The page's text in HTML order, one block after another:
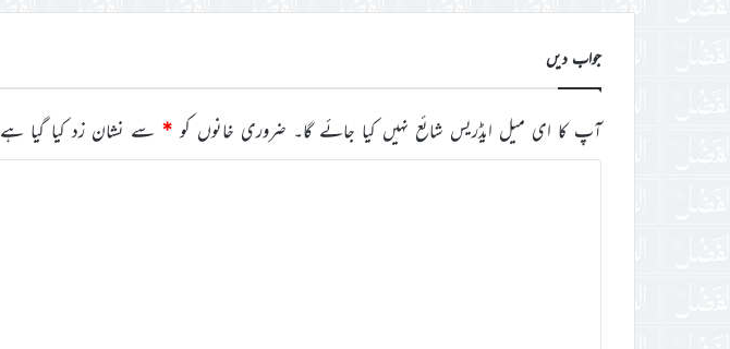
جواب دیں
آپ کا ای میل ایڈریس شائع نہیں کیا جائے گا۔ ضروری خانوں کو * سے نشان زد کیا گیا ہے